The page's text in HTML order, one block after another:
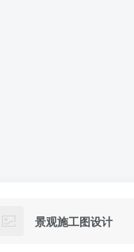
景观施工图设计